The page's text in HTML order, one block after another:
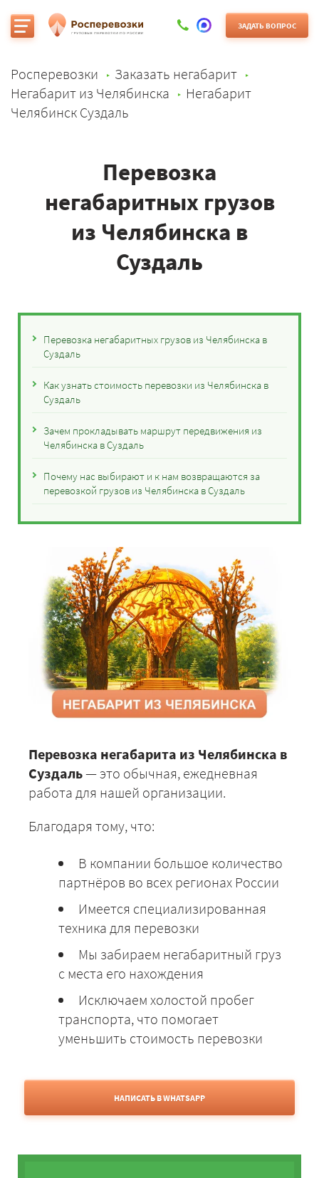
ЗАДАТЬ ВОПРОС
Росперевозки
Заказать негабарит
Негабарит из Челябинска
Негабарит
Челябинск Суздаль
Перевозка
негабаритных грузов
из Челябинска в
Суздаль
Перевозка негабаритных грузов из Челябинска в
Суздаль
Как узнать стоимость перевозки из Челябинска в
Суздаль
Зачем прокладывать маршрут передвижения из
Челябинска в Суздаль
Почему нас выбирают и к нам возвращаются за
перевозкой грузов из Челябинска в Суздаль
Перевозка негабарита из Челябинска в
Суздаль— это обычная, ежедневная
работа для нашей организации.
Благодаря тому, что:
В компании большое количество
партнёров во всех регионах России
Имеется специализированная
техника для перевозки
Мы забираем негабаритный груз
с места его нахождения
Исключаем холостой пробег
транспорта, что помогает
уменьшить стоимость перевозки
НАПИСАТЬ В WHATSAPP